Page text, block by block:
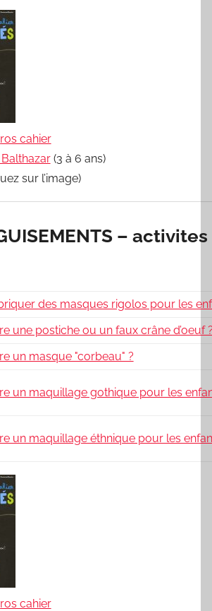
cahier
Balthazar(3 à 6 ans)
sur l’image)
–
des masques rigolos pour les
une postiche ou un faux crâne d’oeuf
un masque "corbeau" ?
un maquillage gothique pour les
un maquillage éthnique pour les
cahier